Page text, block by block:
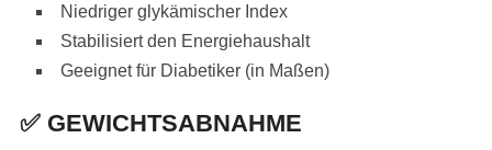
Niedriger glykämischer Index
Stabilisiert den Energiehaushalt
Geeignet für Diabetiker (in Maßen)
✅ GEWICHTSABNAHME